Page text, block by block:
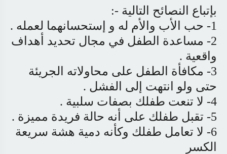
بإتباع النصائح التالية :-
1-
حب الأب والأم له و إستحسانهما لعمله .
2-
مساعدة الطفل في مجال تحديد أهداف
واقعية .
3-
مكافأة الطفل على محاولاته الجريئة
حتى ولو انتهت إلى الفشل .
4-
لا تنعت طفلك بصفات سلبية .
5-
تقبل طفلك على أنه حالة فريدة مميزة .
6-
لا تعامل طفلك وكأنه دمية هشة سريعة
الكسر